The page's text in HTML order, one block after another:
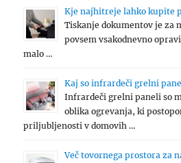
Kje najhitreje lahko kupite
Tiskanje dokumentov je za
povsem vsakodnevno
malo …
Kaj so infrardeči grelni
Infrardeči grelni paneli so
oblika ogrevanja, ki
priljubljenosti v domovih …
Več tovornega prostora za